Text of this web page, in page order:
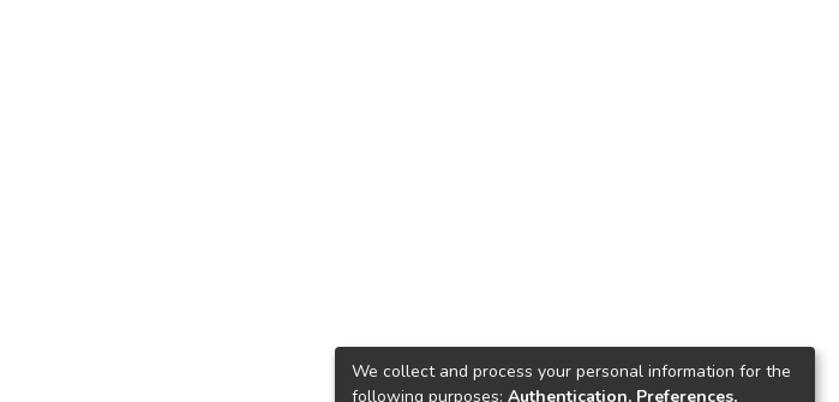
We collect and process your personal information for the
following purposes: Authentication, Preferences,